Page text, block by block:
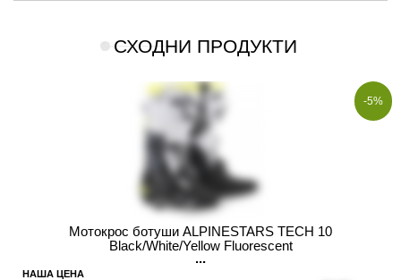
СХОДНИ ПРОДУКТИ
-5%
Мотокрос ботуши ALPINESTARS TECH 10
Black/White/Yellow Fluorescent